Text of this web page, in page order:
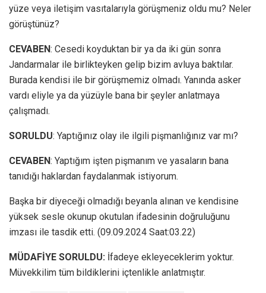
yüze veya iletişim vasıtalarıyla görüşmeniz oldu mu? Neler
görüştünüz?
CEVABEN: Cesedi koyduktan bir ya da iki gün sonra
Jandarmalar ile birlikteyken gelip bizim avluya baktılar.
Burada kendisi ile bir görüşmemiz olmadı. Yanında asker
vardı eliyle ya da yüzüyle bana bir şeyler anlatmaya
çalışmadı.
SORULDU: Yaptığınız olay ile ilgili pişmanlığınız var mı?
CEVABEN: Yaptığım işten pişmanım ve yasaların bana
tanıdığı haklardan faydalanmak istiyorum.
Başka bir diyeceği olmadığı beyanla alınan ve kendisine
yüksek sesle okunup okutulan ifadesinin doğruluğunu
imzası ile tasdik etti. (09.09.2024 Saat:03.22)
MÜDAFİYE SORULDU: İfadeye ekleyeceklerim yoktur.
Müvekkilim tüm bildiklerini içtenlikle anlatmıştır.